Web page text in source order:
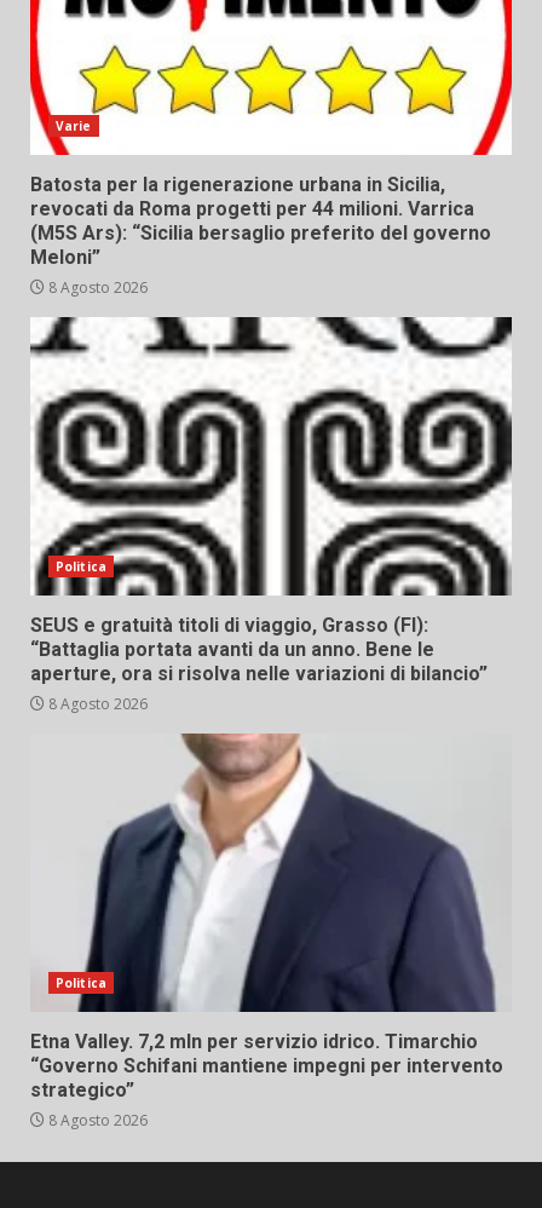
Varie
Batosta per la rigenerazione urbana in Sicilia,
revocati da Roma progetti per 44 milioni. Varrica
(M5S Ars): “Sicilia bersaglio preferito del governo
Meloni”
8 Agosto 2026
Politica
SEUS e gratuità titoli di viaggio, Grasso (FI):
“Battaglia portata avanti da un anno. Bene le
aperture, ora si risolva nelle variazioni di bilancio”
8 Agosto 2026
Politica
Etna Valley. 7,2 mln per servizio idrico. Timarchio
“Governo Schifani mantiene impegni per intervento
strategico”
8 Agosto 2026